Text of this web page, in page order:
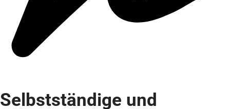
Selbstständige und